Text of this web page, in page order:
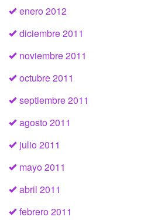
enero 2012
diciembre 2011
noviembre 2011
octubre 2011
septiembre 2011
agosto 2011
julio 2011
mayo 2011
abril 2011
febrero 2011